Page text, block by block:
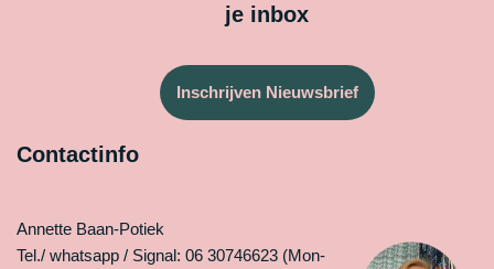
je inbox
Inschrijven Nieuwsbrief
Contactinfo
Annette Baan-Potiek
Tel./ whatsapp / Signal: 06 30746623 (Mon-